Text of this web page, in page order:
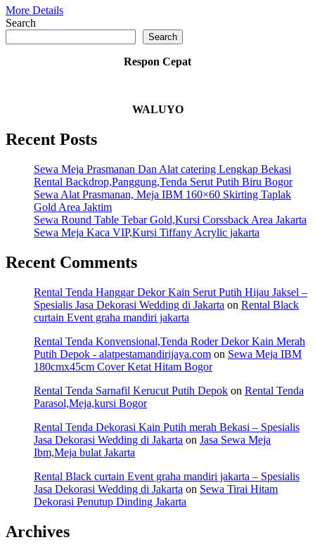
More Details
Search
Search
Respon Cepat
WALUYO
Recent Posts
Sewa Meja Prasmanan Dan Alat catering Lengkap Bekasi
Rental Backdrop,Panggung,Tenda Serut Putih Biru Bogor
Sewa Alat Prasmanan, Meja IBM 160×60 Skirting Taplak
Gold Area Jaktim
Sewa Round Table Tebar Gold,Kursi Corssback Area Jakarta
Sewa Meja Kaca VIP,Kursi Tiffany Acrylic jakarta
Recent Comments
Rental Tenda Hanggar Dekor Kain Serut Putih Hijau Jaksel –
Spesialis Jasa Dekorasi Wedding di Jakarta on Rental Black
curtain Event graha mandiri jakarta
Rental Tenda Konvensional,Tenda Roder Dekor Kain Merah
Putih Depok - alatpestamandirijaya.com on Sewa Meja IBM
180cmx45cm Cover Ketat Hitam Bogor
Rental Tenda Sarnafil Kerucut Putih Depok on Rental Tenda
Parasol,Meja,kursi Bogor
Rental Tenda Dekorasi Kain Putih merah Bekasi – Spesialis
Jasa Dekorasi Wedding di Jakarta on Jasa Sewa Meja
Ibm,Meja bulat Jakarta
Rental Black curtain Event graha mandiri jakarta – Spesialis
Jasa Dekorasi Wedding di Jakarta on Sewa Tirai Hitam
Dekorasi Penutup Dinding Jakarta
Archives